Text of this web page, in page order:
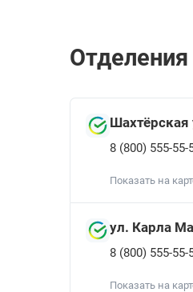
Шахтёрская
8 (800) 555-55-
Показать на
ул. Карла
8 (800) 555-55-
Показать на